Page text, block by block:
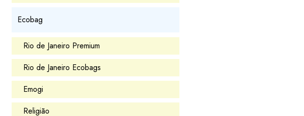
Ecobag
Rio de Janeiro Premium
Rio de Janeiro Ecobags
Emogi
Religião